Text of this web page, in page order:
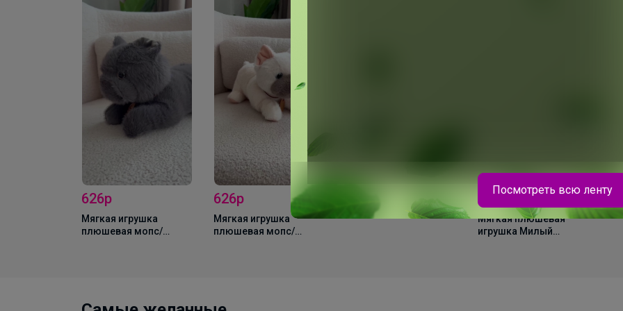
626р
Мягкая игрушка
плюшевая мопс/
626р
Мягкая игрушка
плюшевая мопс/
598р
Мягкая плюшевая
игрушка Милый
Посмотреть всю ленту